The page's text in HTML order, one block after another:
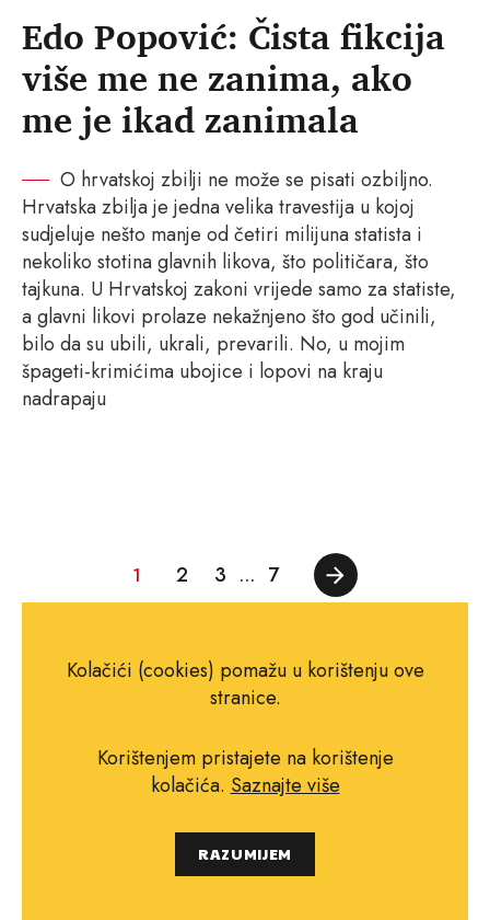
Edo Popović: Čista fikcija
više me ne zanima, ako
me je ikad zanimala
O hrvatskoj zbilji ne može se pisati ozbiljno.
Hrvatska zbilja je jedna velika travestija u kojoj
sudjeluje nešto manje od četiri milijuna statista i
nekoliko stotina glavnih likova, što političara, što
tajkuna. U Hrvatskoj zakoni vrijede samo za statiste,
a glavni likovi prolaze nekažnjeno što god učinili,
bilo da su ubili, ukrali, prevarili. No, u mojim
špageti-krimićima ubojice i lopovi na kraju
nadrapaju
1 2 3 … 7
Kolačići (cookies) pomažu u korištenju ove
stranice.
Korištenjem pristajete na korištenje
kolačića. Saznajte više
RAZUMIJEM